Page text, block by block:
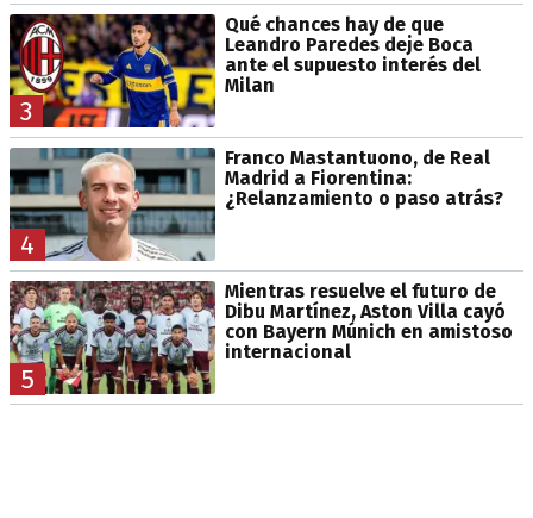
3
Qué chances hay de que
Leandro Paredes deje Boca
ante el supuesto interés del
Milan
4
Franco Mastantuono, de Real
Madrid a Fiorentina:
¿Relanzamiento o paso atrás?
5
Mientras resuelve el futuro de
Dibu Martínez, Aston Villa cayó
con Bayern Múnich en amistoso
internacional